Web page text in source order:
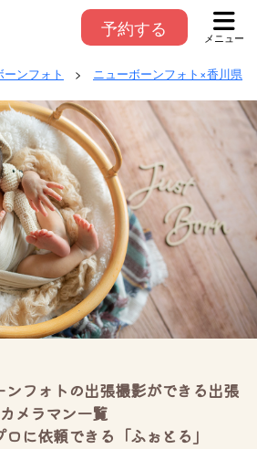
予約する メニュー
ーンフォト > ニューボーンフォト×香川県
フォトの出張撮影ができる出張
カメラマン一覧
に依頼できる「ふぉとる」